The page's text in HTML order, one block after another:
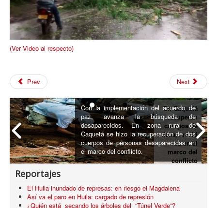
(Ver Video al respecto)
Prev Next
En Caquetá
recuperan
cuerpos de
desaparecid
os en el
marco del
conflicto
Con la implementación del acuerdo de
paz, avanza la búsqueda de
desaparecidos. En zona rural de
Caquetá se hizo la recuperación de dos
cuerpos de personas desaparecidas en
el marco del conflicto.
Reportajes
El Huila inundado de represas: en riesgo el Magdalena
Así va el paro en Huila: cargado de represión
¿Quién está secando los árboles del “Túnel Verde”?